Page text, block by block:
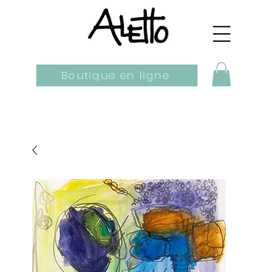
Boutique en ligne